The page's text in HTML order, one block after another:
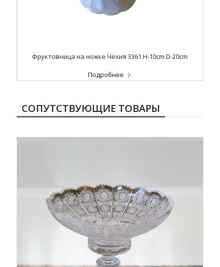
Фруктовница на ножке Чехия 3361 H-10cm D-20cm
Подробнее
СОПУТСТВУЮЩИЕ ТОВАРЫ